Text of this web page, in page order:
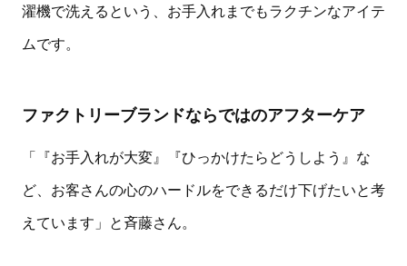
濯機で洗えるという、お手入れまでもラクチンなアイテ
ムです。
ファクトリーブランドならではのアフターケア
「『お手入れが大変』『ひっかけたらどうしよう』な
ど、お客さんの心のハードルをできるだけ下げたいと考
えています」と斉藤さん。